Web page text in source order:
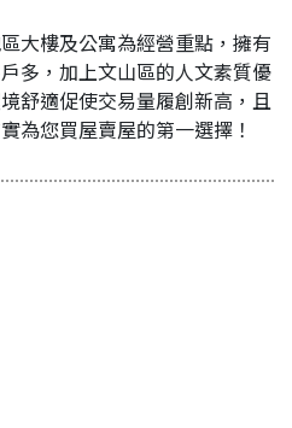
大樓及公寓為經營重點，擁有
多，加上文山區的人文素質優
舒適促使交易量履創新高，且
為您買屋賣屋的第一選擇！